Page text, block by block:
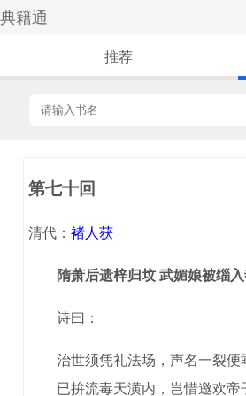
典籍通
推荐
第七十回
清代： 褚人获
隋萧后遗梓归坟 武媚娘被缁
诗曰：
治世须凭礼法场，声名一裂便
已拚流毒天潢内，岂惜邀欢帝